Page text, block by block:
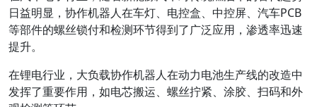
日益明显，协作机器人在车灯、电控盒、中控屏、汽车PCB
等部件的螺丝锁付和检测环节得到了广泛应用，渗透率迅速
提升。
在锂电行业，大负载协作机器人在动力电池生产线的改造中
发挥了重要作用，如电芯搬运、螺丝拧紧、涂胶、扫码和外